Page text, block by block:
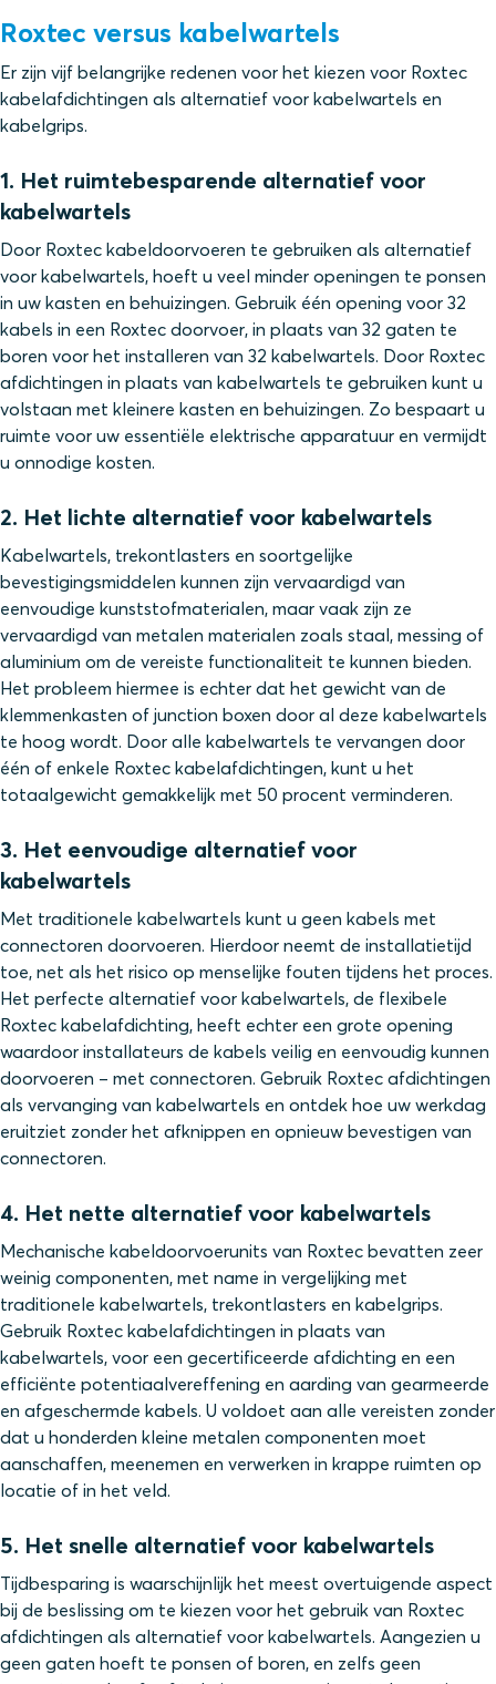
Roxtec versus kabelwartels
Er zijn vijf belangrijke redenen voor het kiezen voor Roxtec
kabelafdichtingen als alternatief voor kabelwartels en
kabelgrips.
1. Het ruimtebesparende alternatief voor
kabelwartels
Door Roxtec kabeldoorvoeren te gebruiken als alternatief
voor kabelwartels, hoeft u veel minder openingen te ponsen
in uw kasten en behuizingen. Gebruik één opening voor 32
kabels in een Roxtec doorvoer, in plaats van 32 gaten te
boren voor het installeren van 32 kabelwartels. Door Roxtec
afdichtingen in plaats van kabelwartels te gebruiken kunt u
volstaan met kleinere kasten en behuizingen. Zo bespaart u
ruimte voor uw essentiële elektrische apparatuur en vermijdt
u onnodige kosten.
2. Het lichte alternatief voor kabelwartels
Kabelwartels, trekontlasters en soortgelijke
bevestigingsmiddelen kunnen zijn vervaardigd van
eenvoudige kunststofmaterialen, maar vaak zijn ze
vervaardigd van metalen materialen zoals staal, messing of
aluminium om de vereiste functionaliteit te kunnen bieden.
Het probleem hiermee is echter dat het gewicht van de
klemmenkasten of junction boxen door al deze kabelwartels
te hoog wordt. Door alle kabelwartels te vervangen door
één of enkele Roxtec kabelafdichtingen, kunt u het
totaalgewicht gemakkelijk met 50 procent verminderen.
3. Het eenvoudige alternatief voor
kabelwartels
Met traditionele kabelwartels kunt u geen kabels met
connectoren doorvoeren. Hierdoor neemt de installatietijd
toe, net als het risico op menselijke fouten tijdens het proces.
Het perfecte alternatief voor kabelwartels, de flexibele
Roxtec kabelafdichting, heeft echter een grote opening
waardoor installateurs de kabels veilig en eenvoudig kunnen
doorvoeren – met connectoren. Gebruik Roxtec afdichtingen
als vervanging van kabelwartels en ontdek hoe uw werkdag
eruitziet zonder het afknippen en opnieuw bevestigen van
connectoren.
4. Het nette alternatief voor kabelwartels
Mechanische kabeldoorvoerunits van Roxtec bevatten zeer
weinig componenten, met name in vergelijking met
traditionele kabelwartels, trekontlasters en kabelgrips.
Gebruik Roxtec kabelafdichtingen in plaats van
kabelwartels, voor een gecertificeerde afdichting en een
efficiënte potentiaalvereffening en aarding van gearmeerde
en afgeschermde kabels. U voldoet aan alle vereisten zonder
dat u honderden kleine metalen componenten moet
aanschaffen, meenemen en verwerken in krappe ruimten op
locatie of in het veld.
5. Het snelle alternatief voor kabelwartels
Tijdbesparing is waarschijnlijk het meest overtuigende aspect
bij de beslissing om te kiezen voor het gebruik van Roxtec
afdichtingen als alternatief voor kabelwartels. Aangezien u
geen gaten hoeft te ponsen of boren, en zelfs geen